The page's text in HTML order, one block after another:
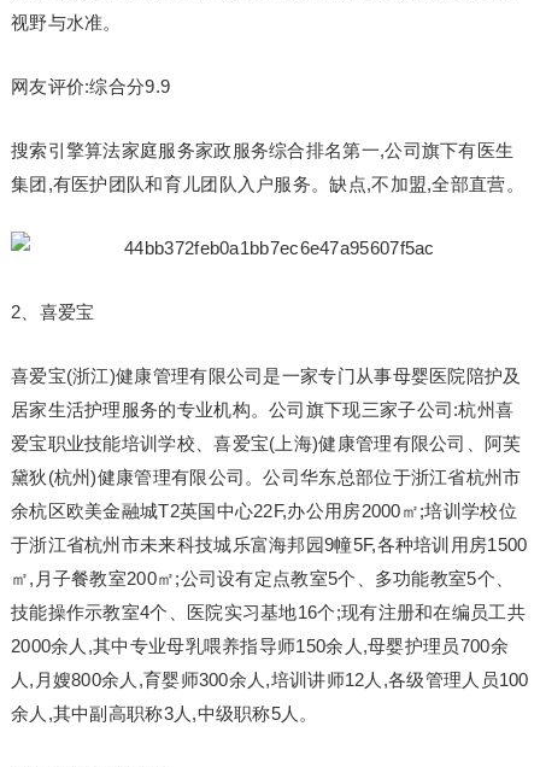
视野与水准。
网友评价:综合分9.9
搜索引擎算法家庭服务家政服务综合排名第一,公司旗下有医生
集团,有医护团队和育儿团队入户服务。缺点,不加盟,全部直营。
2、喜爱宝
喜爱宝(浙江)健康管理有限公司是一家专门从事母婴医院陪护及
居家生活护理服务的专业机构。公司旗下现三家子公司:杭州喜
爱宝职业技能培训学校、喜爱宝(上海)健康管理有限公司、阿芙
黛狄(杭州)健康管理有限公司。公司华东总部位于浙江省杭州市
余杭区欧美金融城T2英国中心22F,办公用房2000㎡;培训学校位
于浙江省杭州市未来科技城乐富海邦园9幢5F,各种培训用房1500
㎡,月子餐教室200㎡;公司设有定点教室5个、多功能教室5个、
技能操作示教室4个、医院实习基地16个;现有注册和在编员工共
2000余人,其中专业母乳喂养指导师150余人,母婴护理员700余
人,月嫂800余人,育婴师300余人,培训讲师12人,各级管理人员100
余人,其中副高职称3人,中级职称5人。